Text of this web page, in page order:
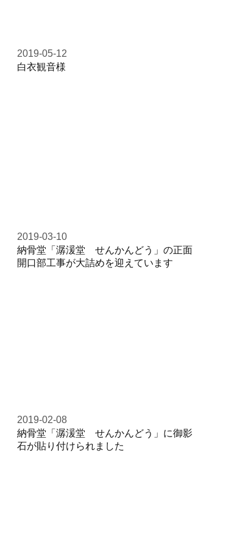
2019-05-12
白衣観音様
2019-03-10
納骨堂「潺湲堂 せんかんどう」の正面
開口部工事が大詰めを迎えています
2019-02-08
納骨堂「潺湲堂 せんかんどう」に御影
石が貼り付けられました